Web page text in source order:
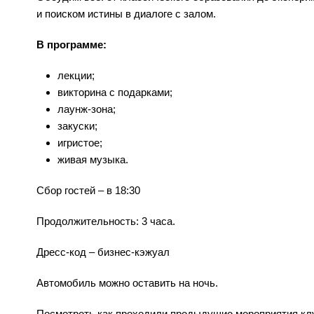
и поиском истины в диалоге с залом.
В программе:
лекции;
викторина с подарками;
лаунж-зона;
закуски;
игристое;
живая музыка.
Сбор гостей – в 18:30
Продолжительность: 3 часа.
Дресс-код – бизнес-кэжуал
Автомобиль можно оставить на ночь.